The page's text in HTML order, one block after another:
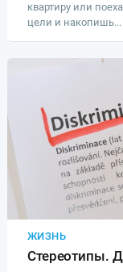
квартиру или
цели и накопишь...
ЖИЗНЬ
Стереотипы.